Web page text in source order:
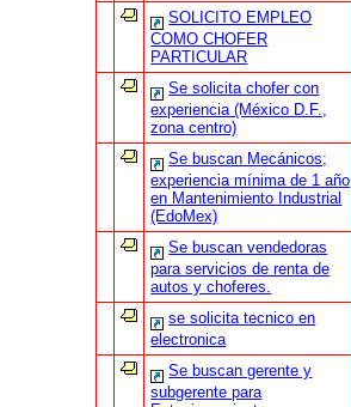
SOLICITO EMPLEO
COMO CHOFER
PARTICULAR
Se solicita chofer con
experiencia (México D.F.,
zona centro)
Se buscan Mecánicos;
experiencia mínima de 1 año
en Mantenimiento Industrial
(EdoMex)
Se buscan vendedoras
para servicios de renta de
autos y choferes.
se solicita tecnico en
electronica
Se buscan gerente y
subgerente para